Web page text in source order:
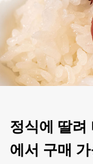
정식에 딸려
에서 구매